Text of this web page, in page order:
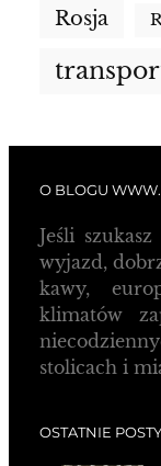
Rosja
O BLOGU
Jeśli
wyjazd,
kawy,
klimatów
stolicach i
OSTATNIE POSTY